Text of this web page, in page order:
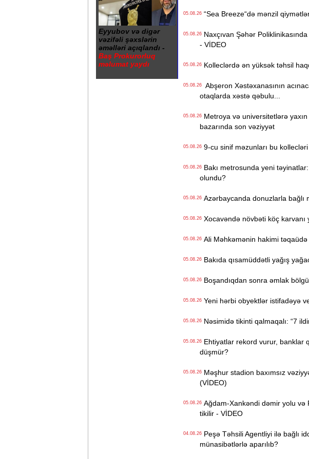
Eyyubov və digər
vəzifəli şəxslərin
əməlləri açıqlandı -
Baş Prokurorluq
məlumat yaydı
05.08.26“Sea Breeze“də mənzil
05.08.26Naxçıvan Şəhər
- VİDEO
05.08.26Kolleclərdə ən yüksək təhsil
05.08.26Abşeron Xəstəxanasının
otaqlarda xəstə qəbulu...
05.08.26Metroya və universitetlərə
bazarında son vəziyyət
05.08.269-cu sinif məzunları bu kollecləri
05.08.26Bakı metrosunda yeni
olundu?
05.08.26Azərbaycanda donuzlarla bağlı
05.08.26Xocavəndə növbəti köç karvanı
05.08.26Ali Məhkəmənin hakimi təqaüdə
05.08.26Bakıda qısamüddətli yağış
05.08.26Boşandıqdan sonra əmlak
05.08.26Yeni hərbi obyektlər istifadəyə
05.08.26Nəsimidə tikinti qalmaqalı: “7
05.08.26Ehtiyatlar rekord vurur, banklar
düşmür?
05.08.26Məşhur stadion baxımsız
(VİDEO)
05.08.26Ağdam-Xankəndi dəmir yolu və
tikilir - VİDEO
04.08.26Peşə Təhsili Agentliyi ilə bağlı
münasibətlərlə aparılıb?